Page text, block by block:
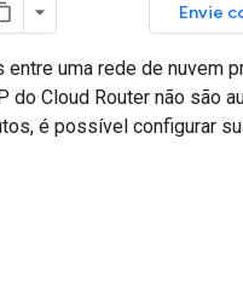
Envie
uma rede de nuvem
do Cloud Router não são
é possível configurar